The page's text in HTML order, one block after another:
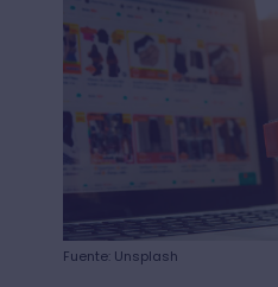
Fuente: Unsplash